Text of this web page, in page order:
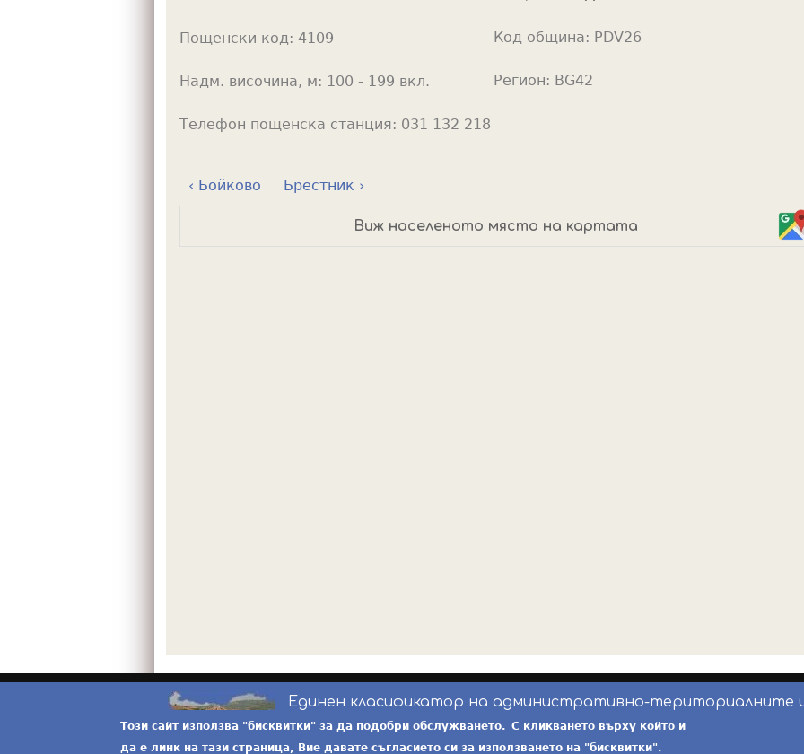
Пощенски код: 4109
Надм. височина, м: 100 - 199 вкл.
Код община: PDV26
Регион: BG42
Телефон пощенска станция: 031 132 218
‹ Бойково Брестник ›
Виж населеното място на картата
Единен класификатор на административно-териториалните
инж. Бойчо Добрев -ekatte.com
Този сайт използва "бисквитки" за да подобри обслужването. С кликването върху който и
да е линк на тази страница, Вие давате съгласието си за използването на "бисквитки".